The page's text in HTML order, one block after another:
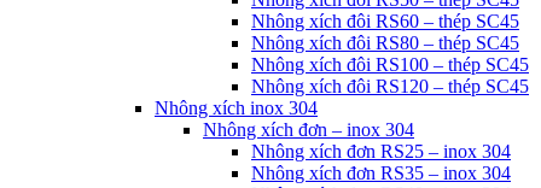
Nhông xích đôi RS60 – thép SC45
Nhông xích đôi RS80 – thép SC45
Nhông xích đôi RS100 – thép SC45
Nhông xích đôi RS120 – thép SC45
Nhông xích inox 304
Nhông xích đơn – inox 304
Nhông xích đơn RS25 – inox 304
Nhông xích đơn RS35 – inox 304